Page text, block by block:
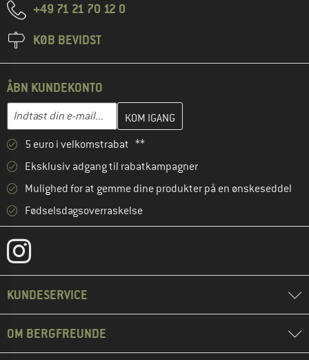
+49 71 21 70 12 0
KØB BEVIDST
ÅBN KUNDEKONTO
E-mail-adresse
Indtast din e-mailadresse her, og opret i næste trin din
5 euro i velkomstrabat **
Eksklusiv adgang til rabatkampagner
Mulighed for at gemme dine produkter på en ønskeseddel
Fødselsdagsoverraskelse
KUNDESERVICE
OM BERGFREUNDE